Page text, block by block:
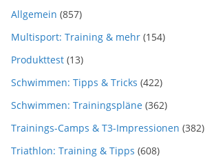
Allgemein (857)
Multisport: Training & mehr (154)
Produkttest (13)
Schwimmen: Tipps & Tricks (422)
Schwimmen: Trainingspläne (362)
Trainings-Camps & T3-Impressionen (382)
Triathlon: Training & Tipps (608)